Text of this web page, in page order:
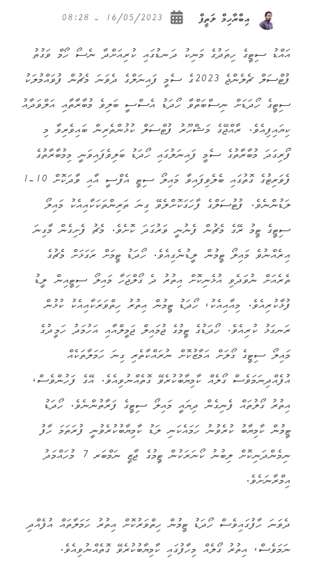
އިބްރާހިމް ލަތީފް
އައްޑު ސިޓީގެ ހިތަދުގެ މަނިކު ދަނޑުގައި ކުރިއަށްދާ ނެސޯ ހޯމް ވަގުތު
ފުޓްސަލް ޗެލެންޖެ 2023ގެ ސެމީ ފައިނަލްގެ ދެވަނަ މެޗުން ފުވައްމުލަކު
ސިޓީގެ ހޯދަޑަށް ނިސްބަތްވާ ހޯދަޑު އެސްސީ ބަލިވެ މުބާރާތާއި އަލްވަދާއު
ކިޔައިފިއެވެ. ރާއްޖޭގެ މަޝްހޫރު ފުޓްސަލް ކުޅުންތެރިން ބައިވެރިވާ މި
ފޯރިގަދަ މުބާރާތުގެ ސެމީ ފައިނަލުގައި ހޯދަޑު ބަލިވެފައިވަނީ މިމުބާރާތުގެ
ފެވަރިޓުގެ ގޮތުގައި ބެލެވިފައިވާ މައިލޯ ސިޓީ އެފްސީ އާއި ވާދަކޮށް 10-1
ލަޑުންނެވެ. ފުޓުސަލްގެ ފާހަގަކޮށްލެވޭ ގިނަ ތަރިންތަކަކާއިއެކު މައިލޯ
ސިޓީގެ ޓީމު ރޭގެ މެޗުން ފެނުނީ ވަރުގަދަ ކޮށެވެ. މެޗު ފެށިގެން މާގިނަ
އިރެއްނުވެ މައިލޯ ޓީމުން ލީޑުނެގިއެވެ. ހޯދަޑު ޓީމަށް ރަގަޅަށް މެޗުގެ
ތެރެއަށް ނުވަދެވި އުޅެނިކޮށް އިތުރު ދެ ގޯލްޖަހާ މައިލޯ ސިޓީއިން ލީޑު
ފުޅާކުރިއެވެ. މިއާއިއެކު، ހޯދަޑު ޓީމުން އިތުރު ހިތްވަރަކާއިއެކު ކުޅުން
ރަނގަޅު ކުރިއެވެ. ހޯދަޑުގެ ޓީމުގެ ޖުމައިލް ޖަމީލްއާއި އަހުމަދު ހަމީދުގެ
މައިލޯ ސިޓީގެ ގޯލަށް އަމާޒުކޮށް ނުރައްކާތެރި ގިނަ ހަމަލާތަކެއް
އުފެއްދިނަމަވެސް ގޯލެއް ކާމިޔާބުކުރެވޭ ގޮތެއްނުވިއެވެ. އޭގެ ފަހުންވެސް،
އިތުރު ގޯލުތައް ފެނިގެން ދިޔައީ މައިލޯ ސިޓީގެ ފަރާތުންނެވެ. ހޯދަޑު
ޓީމުން ކާމިޔާބު ކުރެވުނު ހަމައެކަނި ލަޑު ކާމިޔާބުކުރެވުނީ ފުރަތަމަ ހާފު
ނިމެންދަނިކޮށް ލިބުނު ކޯނަރަކުން ޓީމުގެ ޖާޒީ ނަމްބަރ 7 މުހައްމަދު
އިމްރާނަށެވެ.
ދެވަނަ ހާފުގައިވެސް ހޯދަޑު ޓީމުން ހިތްވަރުކޮށް އިތުރު ހަމަލާތައް އުފެއްދި
ނަމަވެސް، އިތުރު ގޯލެއް މިހާފުގައި ކާމިޔާބުކުރެވޭ ގޮތެއްނުވިއެވެ.